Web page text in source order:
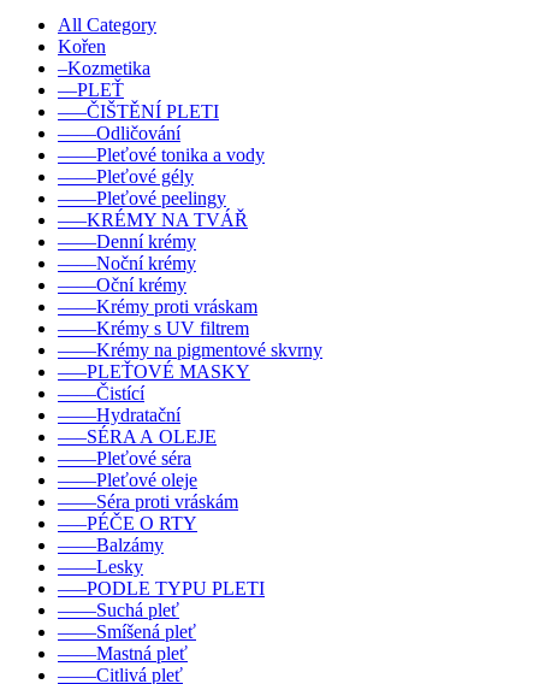
All Category
Kořen
–Kozmetika
––PLEŤ
–––ČIŠTĚNÍ PLETI
––––Odličování
––––Pleťové tonika a vody
––––Pleťové gély
––––Pleťové peelingy
–––KRÉMY NA TVÁŘ
––––Denní krémy
––––Noční krémy
––––Oční krémy
––––Krémy proti vráskam
––––Krémy s UV filtrem
––––Krémy na pigmentové skvrny
–––PLEŤOVÉ MASKY
––––Čistící
––––Hydratační
–––SÉRA A OLEJE
––––Pleťové séra
––––Pleťové oleje
––––Séra proti vráskám
–––PÉČE O RTY
––––Balzámy
––––Lesky
–––PODLE TYPU PLETI
––––Suchá pleť
––––Smíšená pleť
––––Mastná pleť
––––Citlivá pleť